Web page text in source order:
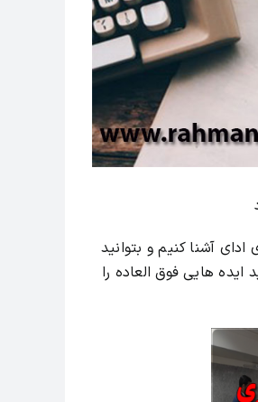
آشنا کنیم و بتوانید
ایده هایی فوق العاده را